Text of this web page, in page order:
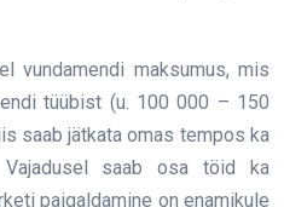
vundamendi maksumus, mis
tüübist (u. 100 000 – 150
saab jätkata omas tempos ka
saab osa töid ka
paigaldamine on enamikule